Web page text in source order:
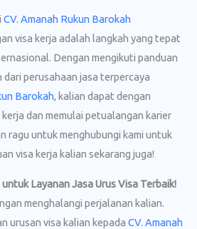
CV. Amanah Rukun Barokah
visa kerja adalah langkah yang tepat
Dengan mengikuti panduan
perusahaan jasa terpercaya
Barokah, kalian dapat dengan
dan memulai petualangan karier
ragu untuk menghubungi kami untuk
visa kerja kalian sekarang juga!
Layanan Jasa Urus Visa Terbaik!
menghalangi perjalanan kalian.
urusan visa kalian kepada CV. Amanah